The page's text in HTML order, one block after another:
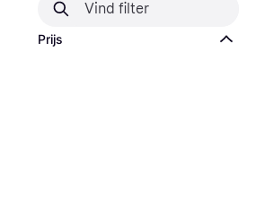
Prijs